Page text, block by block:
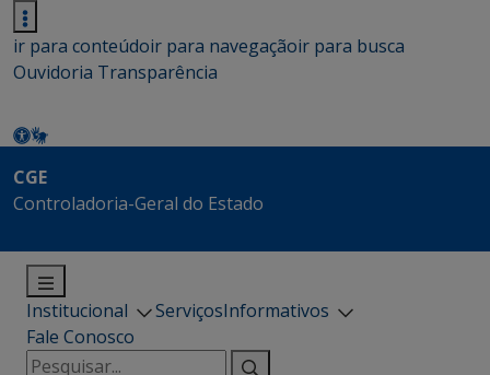
ir para conteúdoir para navegaçãoir para busca
Ouvidoria Transparência
CGE
Controladoria-Geral do Estado
Institucional ServiçosInformativos
Fale Conosco
Pesquisar